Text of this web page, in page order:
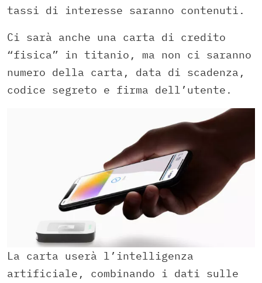
tassi di interesse saranno contenuti.
Ci sarà anche una carta di credito
“fisica” in titanio, ma non ci saranno
numero della carta, data di scadenza,
codice segreto e firma dell’utente.
La carta userà l’intelligenza
artificiale, combinando i dati sulle